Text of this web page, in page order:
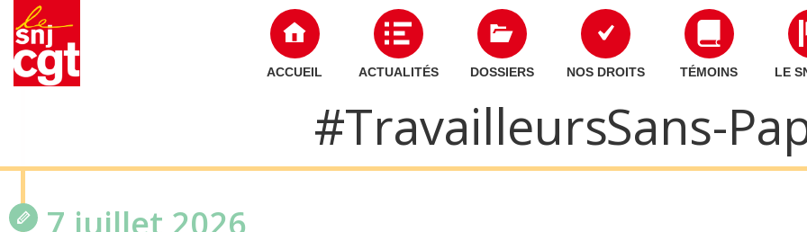
ACCUEIL ACTUALITÉS DOSSIERS NOS DROITS TÉMOINS LE
#Travailleurs Sans-